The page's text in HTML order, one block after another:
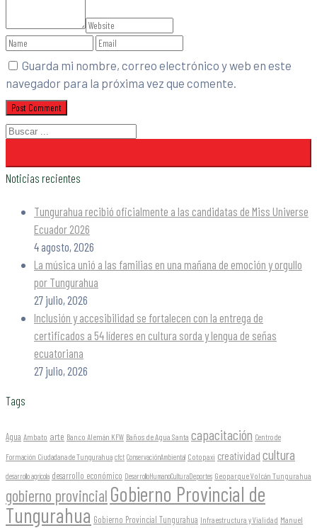
Guarda mi nombre, correo electrónico y web en este
navegador para la próxima vez que comente.
Noticias recientes
Tungurahua recibió oficialmente a las candidatas de Miss Universe
Ecuador 2026
4 agosto, 2026
La música unió a las familias en una mañana de emoción y orgullo
por Tungurahua
27 julio, 2026
Inclusión y accesibilidad se fortalecen con la entrega de
certificados a 54 líderes en cultura sorda y lengua de señas
ecuatoriana
27 julio, 2026
Tags
Agua Ambato arte Banco Alemán KFW Baños de Agua Santa capacitación Centro de
Formación Ciudadana de Tungurahua cfct ConservaciónAmbiental Cotopaxi creatividad cultura
desarrollo agrícola desarrollo económico DesarrolloHumanoCulturaDeportes Geoparque Volcán Tungurahua
gobierno provincial Gobierno Provincial de
Tungurahua Gobierno Provincial Tungurahua Infraestructura y Vialidad Manuel